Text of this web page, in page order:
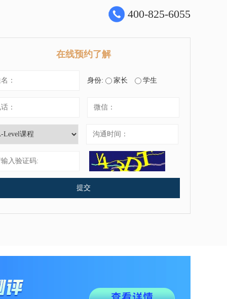
400-825-6055
在线预约了解
身份: 家长 学生
提交